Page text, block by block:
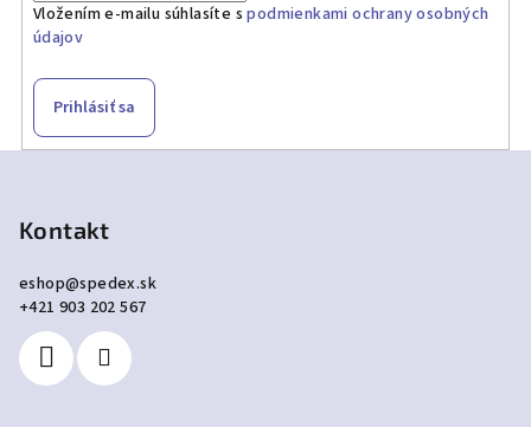
Vložením e-mailu súhlasíte spodmienkami ochrany osobných
údajov
Prihlásiť sa
Kontakt
eshop@spedex.sk
+421 903 202 567